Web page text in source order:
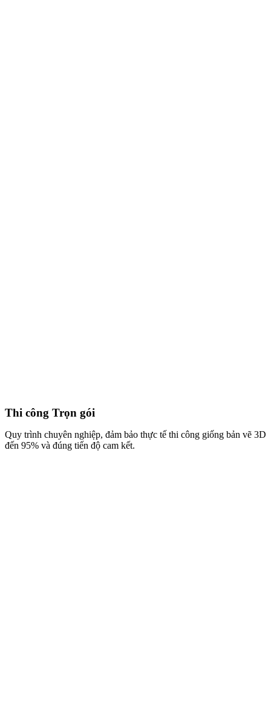
Thi công Trọn gói
Quy trình chuyên nghiệp, đảm bảo thực tế thi công giống bản vẽ 3D
đến 95% và đúng tiến độ cam kết.